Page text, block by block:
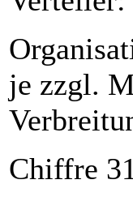
je zzgl.
Chiffre